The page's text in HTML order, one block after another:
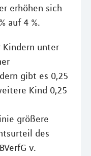
erhöhen sich
auf 4 %.
unter
gibt es 0,25
Kind 0,25
größere
des
v.